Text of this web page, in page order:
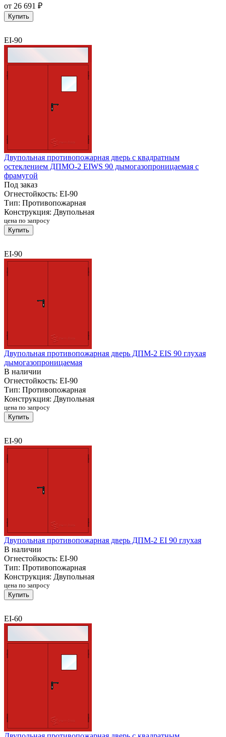
от 26 691 ₽
Купить
EI-90
Двупольная противопожарная дверь с квадратным
остеклением ДПМО-2 EIWS 90 дымогазопроницаемая с
фрамугой
Под заказ
Огнестойкость: EI-90
Тип: Противопожарная
Конструкция: Двупольная
цена по запросу
Купить
EI-90
Двупольная противопожарная дверь ДПМ-2 EIS 90 глухая
дымогазопроницаемая
В наличии
Огнестойкость: EI-90
Тип: Противопожарная
Конструкция: Двупольная
цена по запросу
Купить
EI-90
Двупольная противопожарная дверь ДПМ-2 EI 90 глухая
В наличии
Огнестойкость: EI-90
Тип: Противопожарная
Конструкция: Двупольная
цена по запросу
Купить
EI-60